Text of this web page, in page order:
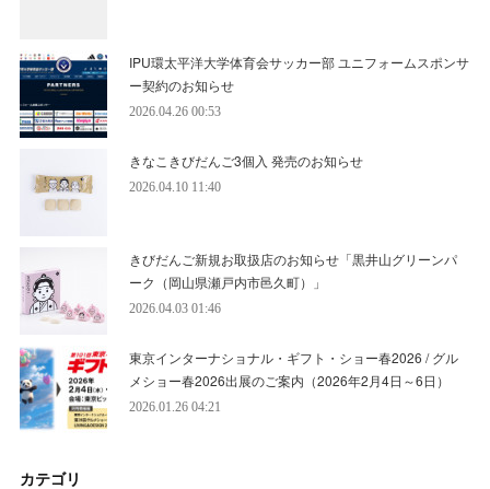
IPU環太平洋大学体育会サッカー部 ユニフォームスポンサ
ー契約のお知らせ
2026.04.26 00:53
きなこきびだんご3個入 発売のお知らせ
2026.04.10 11:40
きびだんご新規お取扱店のお知らせ「黒井山グリーンパ
ーク（岡山県瀬戸内市邑久町）」
2026.04.03 01:46
東京インターナショナル・ギフト・ショー春2026 / グル
メショー春2026出展のご案内（2026年2月4日～6日）
2026.01.26 04:21
カテゴリ